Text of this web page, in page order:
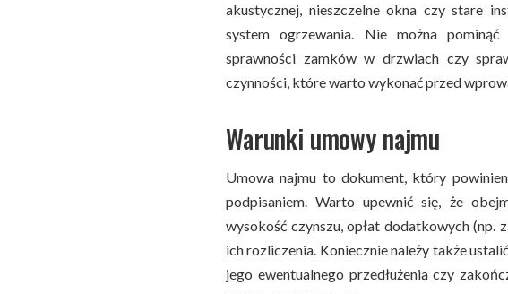
akustycznej, nieszczelne okna czy stare
system ogrzewania. Nie można
sprawności zamków w drzwiach czy
czynności, które warto wykonać przed
Warunki umowy najmu
Umowa najmu to dokument, który
podpisaniem. Warto upewnić się, że
wysokość czynszu, opłat dodatkowych (np.
ich rozliczenia. Koniecznie należy także
jego ewentualnego przedłużenia czy